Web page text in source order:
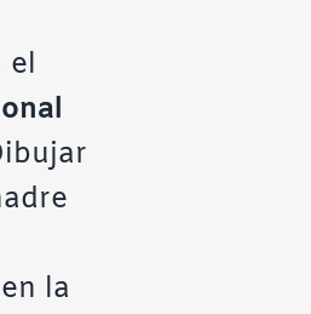
el
la